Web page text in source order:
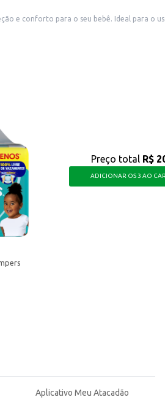
e conforto para o seu bebê. Ideal para
e economia, seja para uso doméstico
Preço total R$
ADICIONAR OS 3 AO
Aplicativo Meu Atacadão